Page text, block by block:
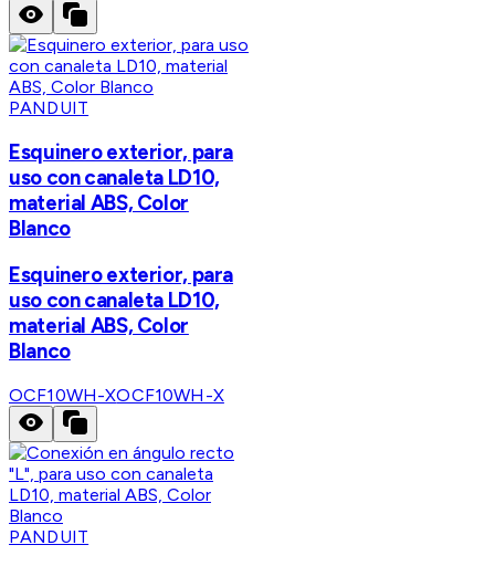
PANDUIT
Esquinero exterior, para
uso con canaleta LD10,
material ABS, Color
Blanco
Esquinero exterior, para
uso con canaleta LD10,
material ABS, Color
Blanco
OCF10WH-XOCF10WH-X
PANDUIT